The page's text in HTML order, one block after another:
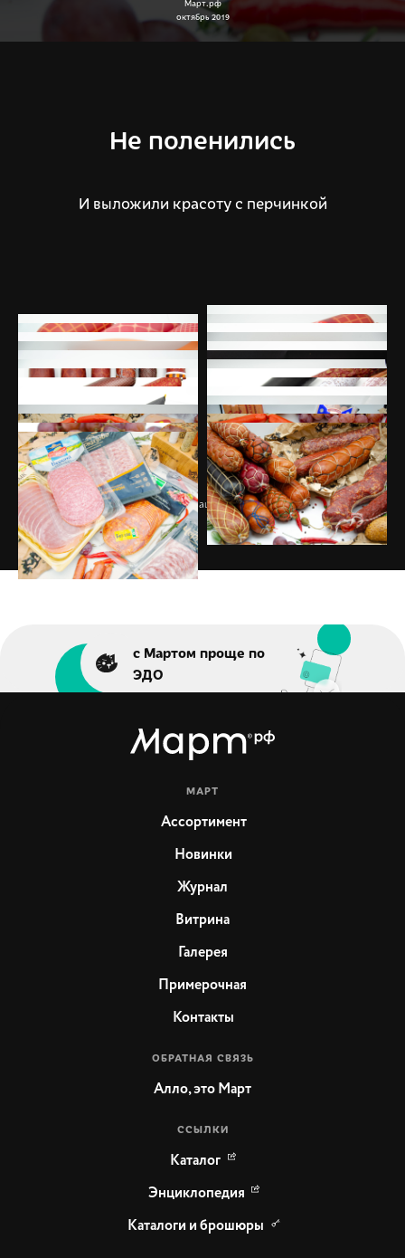
Март.рф
октябрь 2019
Не поленились
И выложили красоту с перчинкой
Галерея » Фотовитрина Агропродмаш 2019
с Мартом проще по
ЭДО
ССЫЛКИ
МАРТ
Ассортимент
Новинки
Журнал
Витрина
Галерея
Энциклопедия
ОБРАТНАЯ СВЯЗЬ
Примерочная
Контакты
Каталог
Каталоги и брошюры
Алло, это Март